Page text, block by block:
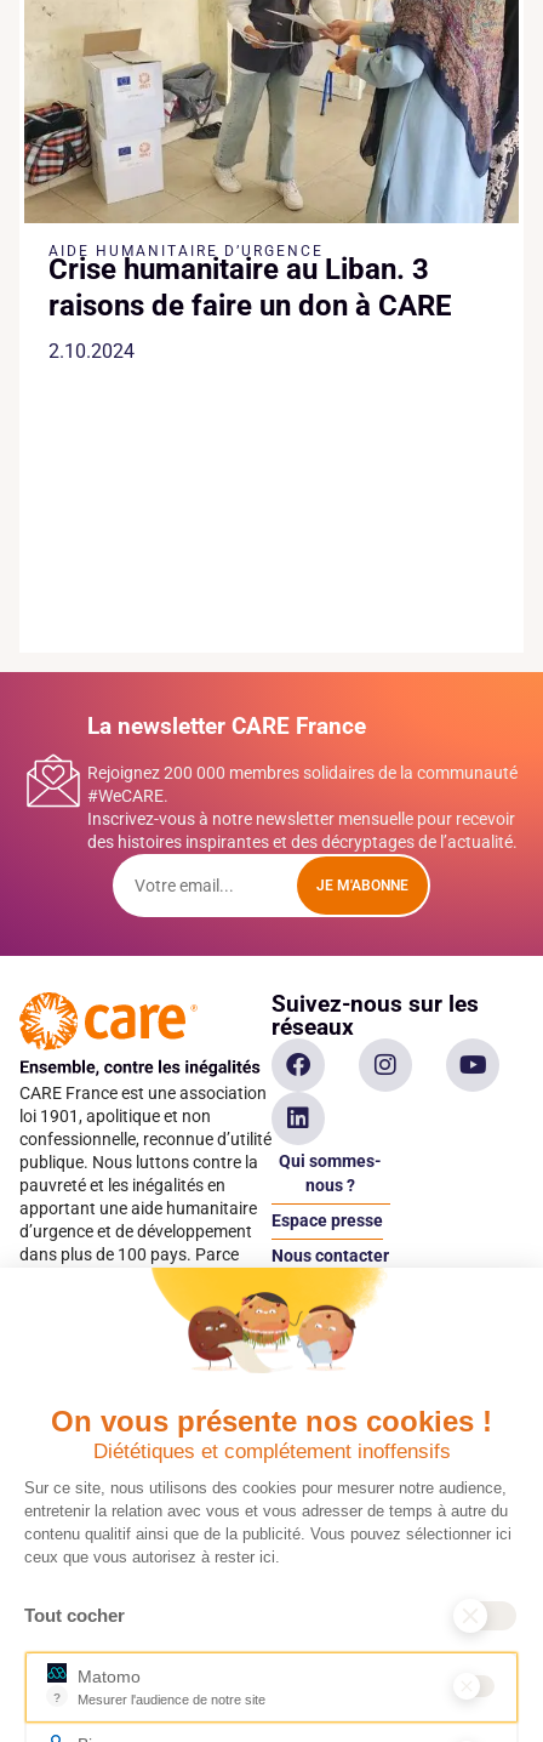
On vous présente nos cookies !
Diététiques et complétement inoffensifs
Sur ce site, nous utilisons des cookies pour mesurer notre audience,
entretenir la relation avec vous et vous adresser de temps à autre du
contenu qualitif ainsi que de la publicité. Vous pouvez sélectionner ici
ceux que vous autorisez à rester ici.
Tout cocher
?
Matomo
Mesurer l'audience de notre site
Outil analytique (alternative à Google Analytics) collectant des
AIDE HUMANITAIRE D’URGENCE
Crise humanitaire au Liban. 3
raisons de faire un don à CARE
2.10.2024
La newsletter CARE France
Rejoignez 200 000 membres solidaires de la communauté
#WeCARE.
Inscrivez-vous à notre newsletter mensuelle pour recevoir
des histoires inspirantes et des décryptages de l’actualité.
JE M'ABONNE
CARE France est une association
loi 1901, apolitique et non
confessionnelle, reconnue d’utilité
publique. Nous luttons contre la
pauvreté et les inégalités en
apportant une aide humanitaire
d’urgence et de développement
dans plus de 100 pays. Parce
qu’elles sont les premières
victimes des inégalités, CARE met
les femmes et les filles au cœur
Suivez-nous sur les
réseaux
Qui sommes-
nous ?
Espace presse
Nous contacter
Espace
donateur
Quels avantages fiscaux ?
Chaque don effectué à une
association reconnue d’utilité
publique comme CARE, est
déductible jusqu’à 75 % de l’impôt
sur le revenu. Modalités de
déduction, déclaration des dons
ce qu’il faut savoir sur la
France pour exprimer votre
générosité et optimiser votre
fiscalité en toute confiance.
En savoir plus
Donner en confiance
Vos dons sont
déductibles à 75 % de
vos impôts. Depuis
plus de 15 ans, CARE
France est une